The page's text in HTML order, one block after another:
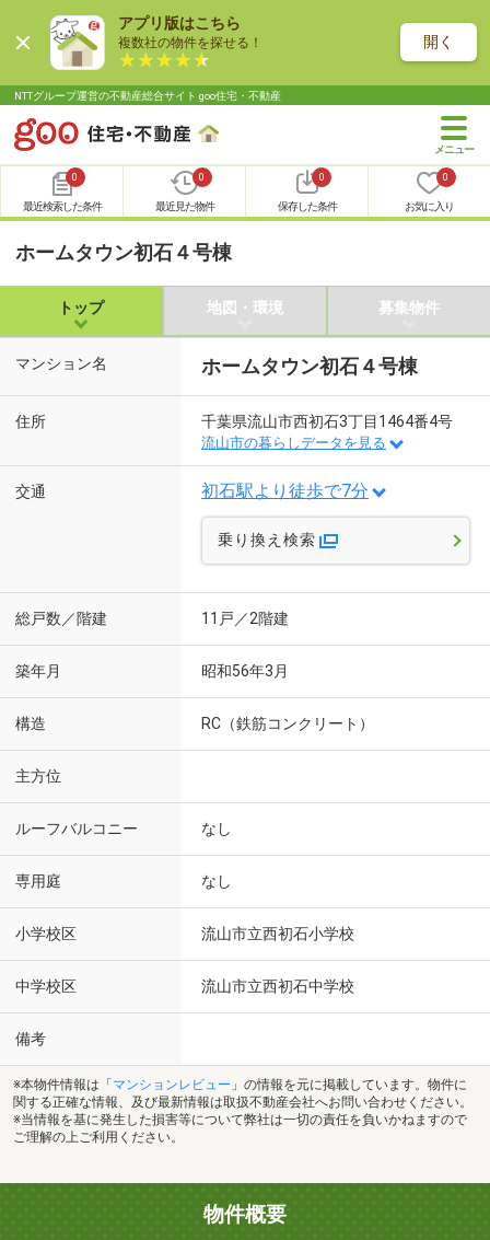
アプリ版はこちら
複数社の物件を探せる！ 開く
NTTグループ運営の不動産総合サイト goo住宅・不動産
0
最近検索した条件
0
最近見た物件
0
保存した条件
0
お気に入り
ホームタウン初石４号棟
トップ 地図・環境 募集物件
マンション名 ホームタウン初石４号棟
住所 千葉県流山市西初石3丁目1464番4号
流山市の暮らしデータを見る
交通 初石駅より徒歩で7分
乗り換え検索
総戸数／階建 11戸／2階建
築年月 昭和56年3月
構造 RC（鉄筋コンクリート）
主方位
ルーフバルコニー なし
専用庭 なし
小学校区 流山市立西初石小学校
中学校区 流山市立西初石中学校
備考
※本物件情報は「 マンションレビュー 」の情報を元に掲載しています。物件に
関する正確な情報、及び最新情報は取扱不動産会社へお問い合わせください。
※当情報を基に発生した損害等について弊社は一切の責任を負いかねますので
ご理解の上ご利用ください。
物件概要